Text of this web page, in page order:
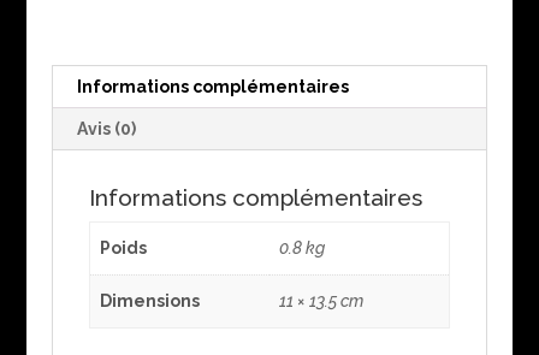
Informations complémentaires
Avis (0)
Informations complémentaires
Poids 0.8 kg
Dimensions 11 × 13.5 cm